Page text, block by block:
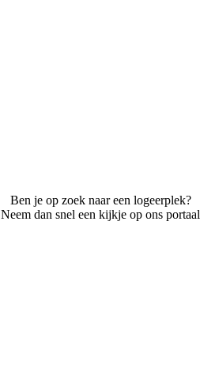
Ben je op zoek naar een logeerplek?
Neem dan snel een kijkje op ons portaal